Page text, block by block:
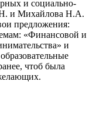
и социально-
и Михайлова Н.А.
предложения:
«Финансовой и
и
чтоб была